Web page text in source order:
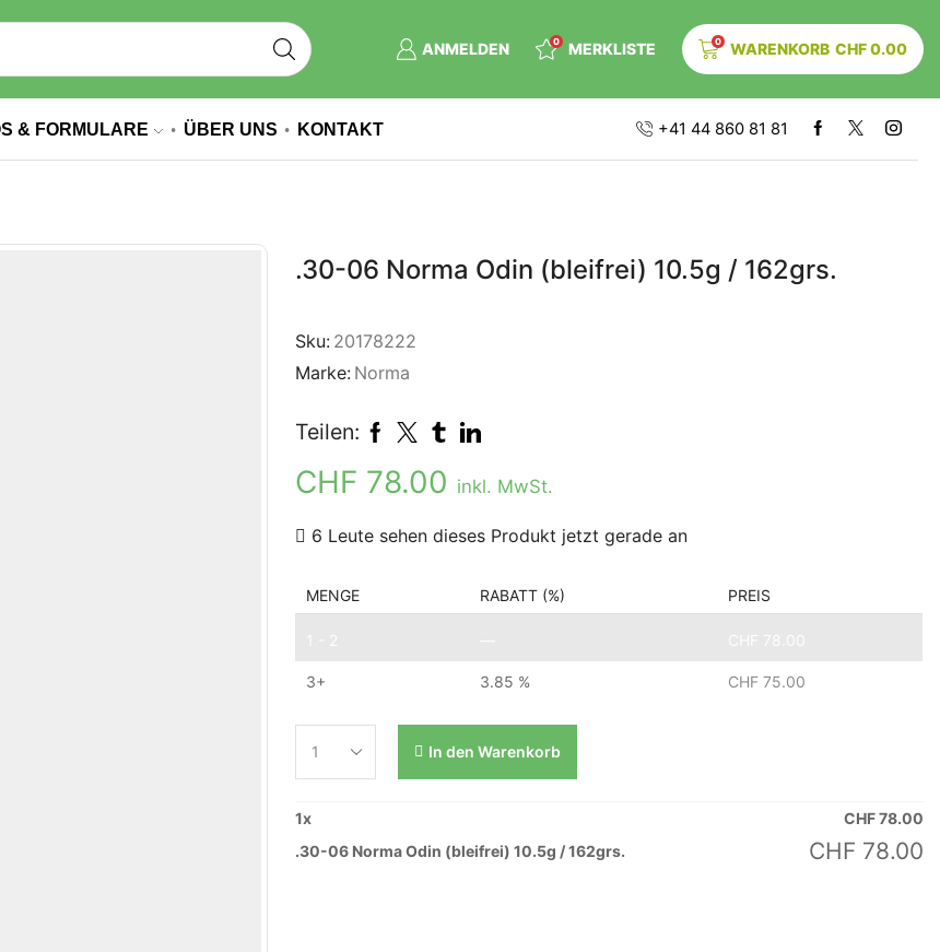
ANMELDEN 0 MERKLISTE 0 WARENKORB CHF0.00
& FORMULARE ÜBER UNS KONTAKT +41 44 860 81 81
.30-06 Norma Odin (bleifrei) 10.5g / 162grs.
Sku: 20178222
Marke: Norma
Teilen:
CHF 78.00 inkl. MwSt.
6 Leute sehen dieses Produkt jetzt gerade an
MENGE RABATT (%) PREIS
3+ 3.85 % CHF 75.00
In den Warenkorb
1x CHF78.00
.30-06 Norma Odin (bleifrei) 10.5g / 162grs.
CHF 78.00